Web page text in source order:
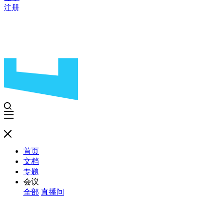
注册
首页
文档
专题
会议
全部 直播间